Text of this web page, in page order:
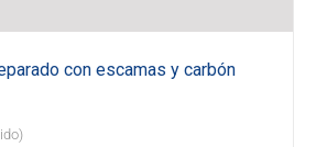
con escamas y carbón